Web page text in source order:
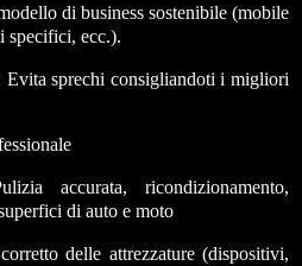
di business sostenibile (mobile
specifici, ecc.).
Evita sprechi consigliandoti i migliori
accurata, ricondizionamento,
di auto e moto
delle attrezzature (dispositivi,